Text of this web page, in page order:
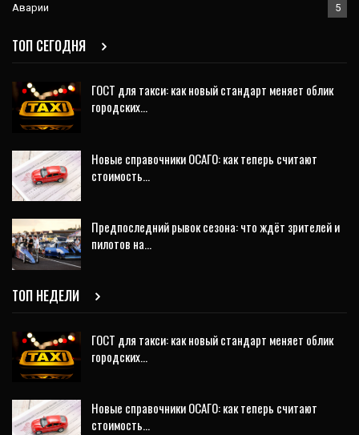
Аварии 5
ТОП СЕГОДНЯ
ГОСТ для такси: как новый стандарт меняет облик
городских…
Новые справочники ОСАГО: как теперь считают
стоимость…
Предпоследний рывок сезона: что ждёт зрителей и
пилотов на…
ТОП НЕДЕЛИ
ГОСТ для такси: как новый стандарт меняет облик
городских…
Новые справочники ОСАГО: как теперь считают
стоимость…